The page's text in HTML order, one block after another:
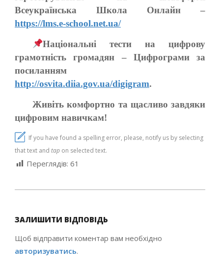
Всеукраїнська Школа Онлайн –
https://lms.e-school.net.ua/
Національні тести на цифрову
грамотність громадян – Цифрограми за
посиланням
http://osvita.diia.gov.ua/digigram.
Живіть комфортно та щасливо завдяки
цифровим навичкам!
If you have found a spelling error, please, notify us by selecting
that text and tap on selected text.
Переглядів: 61
23
ЗАЛИШИТИ ВІДПОВІДЬ
Щоб відправити коментар вам необхідно
авторизуватись.